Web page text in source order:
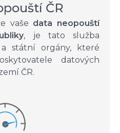
ČR
vaše data neopouští
, je tato služba
státní orgány, které
datových
ČR.